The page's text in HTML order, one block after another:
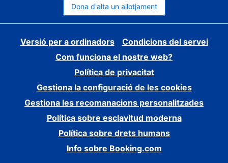
Dona d'alta un allotjament
Versió per a ordinadors
Condicions del servei
Com funciona el nostre web?
Política de privacitat
Gestiona la configuració de les cookies
Gestiona les recomanacions personalitzades
Política sobre esclavitud moderna
Política sobre drets humans
Info sobre Booking.com